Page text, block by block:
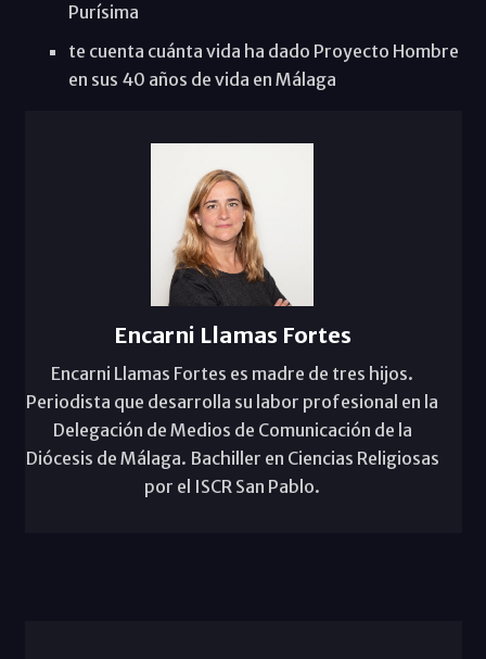
Purísima
te cuenta cuánta vida ha dado Proyecto Hombre
en sus 40 años de vida en Málaga
Encarni Llamas Fortes
Encarni Llamas Fortes es madre de tres hijos.
Periodista que desarrolla su labor profesional en la
Delegación de Medios de Comunicación de la
Diócesis de Málaga. Bachiller en Ciencias Religiosas
por el ISCR San Pablo.